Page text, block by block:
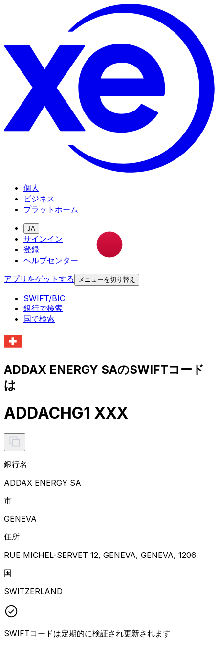
個人
ビジネス
プラットホーム
JA
サインイン
登録
ヘルプセンター
アプリをゲットする
メニューを切り替え
SWIFT/BIC
銀行で検索
国で検索
ADDAX ENERGY SAのSWIFTコード
は
ADDACHG1 XXX
銀行名
ADDAX ENERGY SA
市
GENEVA
住所
RUE MICHEL-SERVET 12, GENEVA, GENEVA, 1206
国
SWITZERLAND
SWIFTコードは定期的に検証され更新されます